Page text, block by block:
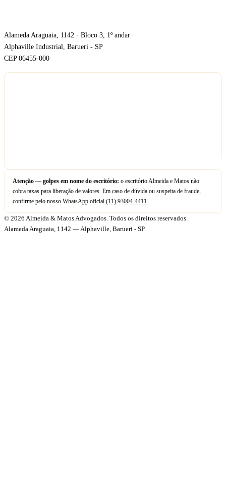
Alameda Araguaia, 1142 · Bloco 3, 1º andar
Alphaville Industrial, Barueri - SP
CEP 06455-000
Atenção — golpes em nome do escritório: o escritório Almeida e Matos não
cobra taxas para liberação de valores. Em caso de dúvida ou suspeita de fraude,
confirme pelo nosso WhatsApp oficial (11) 93004-4411.
© 2026 Almeida & Matos Advogados. Todos os direitos reservados.
Alameda Araguaia, 1142 — Alphaville, Barueri - SP